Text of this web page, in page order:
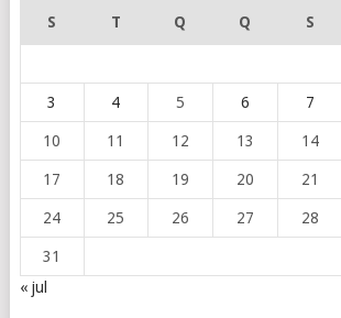
S T Q Q S
3 4 5 6 7
10 11 12 13 14
17 18 19 20 21
24 25 26 27 28
31
« jul